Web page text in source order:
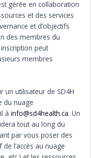
gérée en collaboration
et des services
et d’objectifs
des membres du
peut
membres
un utilisateur de SD4H
du nuage
à info@sd4health.ca. Un
tout au long du
par vous poser des
l’accès au nuage